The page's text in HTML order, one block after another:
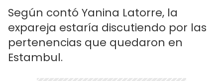
Según contó Yanina Latorre, la
expareja estaría discutiendo por las
pertenencias que quedaron en
Estambul.